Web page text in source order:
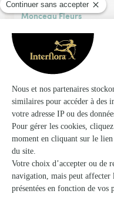
Monceau Fleurs
Louviers
★4.6 (90)
23, rue de Matrey